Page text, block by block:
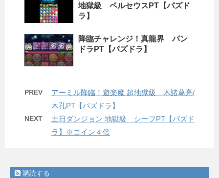
地獄級 ペルセウスPT【パズド
ラ】
降臨チャレンジ！真龍界 パン
ドラPT【パズドラ】
PREV
アーミル降臨！遊楽魔 超地獄級 木諸葛亮/
木孔PT【パズドラ】
NEXT
土日ダンジョン 地獄級 シーフPT【パズド
ラ】※コイン４倍
購読する